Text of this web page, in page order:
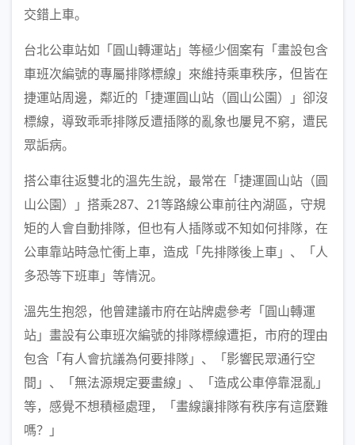
交錯上車。
台北公車站如「圓山轉運站」等極少個案有「畫設包含
車班次編號的專屬排隊標線」來維持乘車秩序，但皆在
捷運站周邊，鄰近的「捷運圓山站（圓山公園）」卻沒
標線，導致乖乖排隊反遭插隊的亂象也屢見不窮，遭民
眾詬病。
搭公車往返雙北的溫先生說，最常在「捷運圓山站（圓
山公園）」搭乘287、21等路線公車前往內湖區，守規
矩的人會自動排隊，但也有人插隊或不知如何排隊，在
公車靠站時急忙衝上車，造成「先排隊後上車」、「人
多恐等下班車」等情況。
溫先生抱怨，他曾建議市府在站牌處參考「圓山轉運
站」畫設有公車班次編號的排隊標線遭拒，市府的理由
包含「有人會抗議為何要排隊」、「影響民眾通行空
間」、「無法源規定要畫線」、「造成公車停靠混亂」
等，感覺不想積極處理，「畫線讓排隊有秩序有這麼難
嗎？」